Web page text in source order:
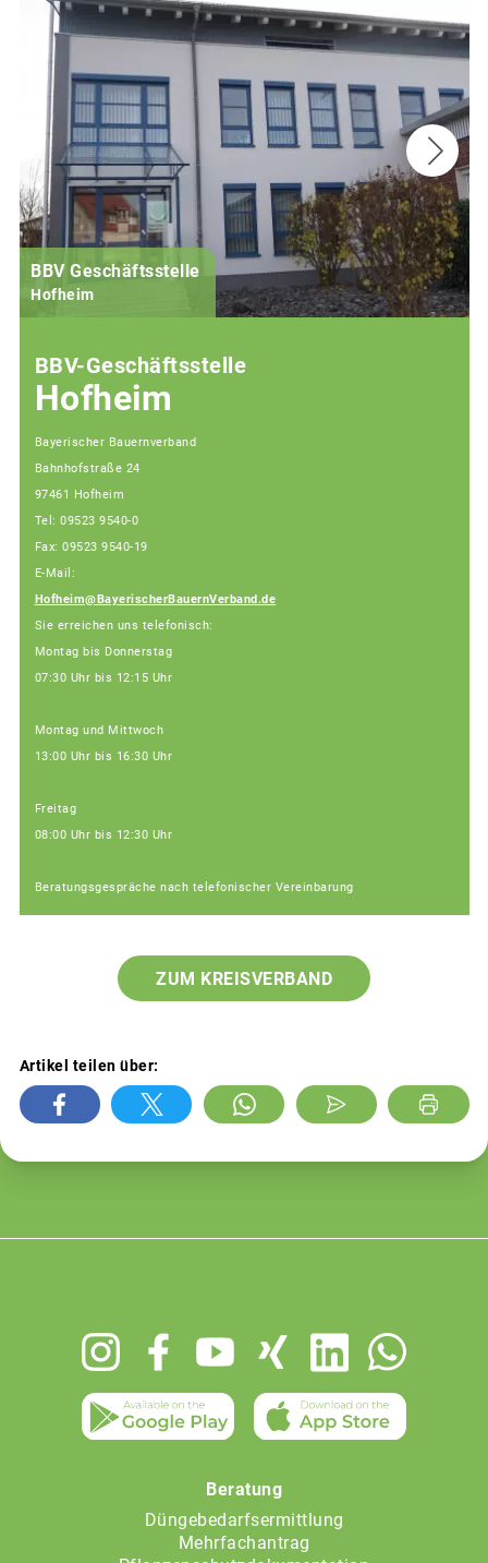
BBV Geschäftsstelle
Hofheim
BBV-Geschäftsstelle
Hofheim
Bayerischer Bauernverband
Bahnhofstraße 24
97461 Hofheim
Tel: 09523 9540-0
Fax: 09523 9540-19
E-Mail:
Hofheim@BayerischerBauernVerband.de
Sie erreichen uns telefonisch:
Montag bis Donnerstag
07:30 Uhr bis 12:15 Uhr
Montag und Mittwoch
13:00 Uhr bis 16:30 Uhr
Freitag
08:00 Uhr bis 12:30 Uhr
Beratungsgespräche nach telefonischer Vereinbarung
ZUM KREISVERBAND
Artikel teilen über:
Beratung
Düngebedarfsermittlung
Mehrfachantrag